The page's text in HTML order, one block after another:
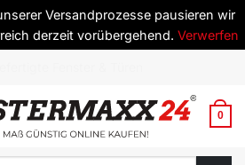
Versandprozesse pausieren wir
derzeit vorübergehend. Verwerfen
0